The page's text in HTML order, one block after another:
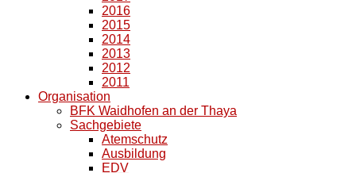
2016
2015
2014
2013
2012
2011
Organisation
BFK Waidhofen an der Thaya
Sachgebiete
Atemschutz
Ausbildung
EDV